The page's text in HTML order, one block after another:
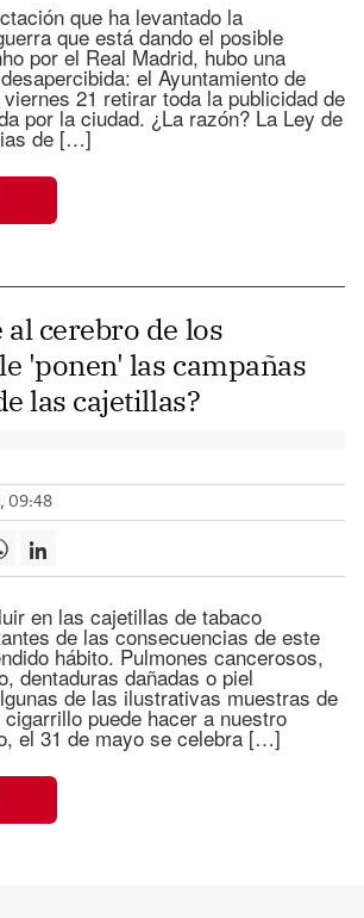
que ha levantado la
que está dando el posible
por el Real Madrid, hubo una
el Ayuntamiento de
21 retirar toda la publicidad de
por la ciudad. ¿La razón? La Ley de
de […]
al cerebro de los
'ponen' las campañas
las cajetillas?
09:48
en las cajetillas de tabaco
de las consecuencias de este
hábito. Pulmones cancerosos,
dentaduras dañadas o piel
de las ilustrativas muestras de
puede hacer a nuestro
el 31 de mayo se celebra […]